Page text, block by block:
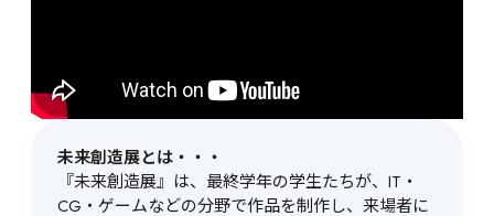
未来創造展とは・・・
『未来創造展』は、最終学年の学生たちが、IT・
CG・ゲームなどの分野で作品を制作し、来場者に